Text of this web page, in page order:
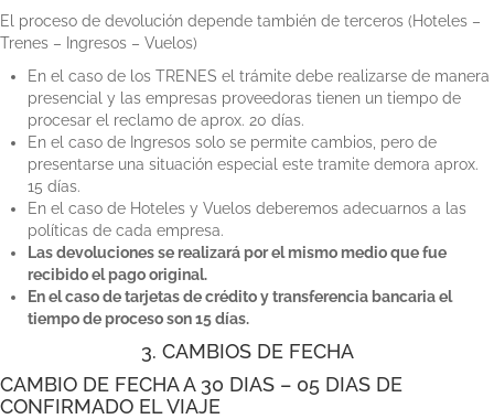
El proceso de devolución depende también de terceros (Hoteles –
Trenes – Ingresos – Vuelos)
En el caso de los TRENES el trámite debe realizarse de manera
presencial y las empresas proveedoras tienen un tiempo de
procesar el reclamo de aprox. 20 días.
En el caso de Ingresos solo se permite cambios, pero de
presentarse una situación especial este tramite demora aprox.
15 días.
En el caso de Hoteles y Vuelos deberemos adecuarnos a las
políticas de cada empresa.
Las devoluciones se realizará por el mismo medio que fue
recibido el pago original.
En el caso de tarjetas de crédito y transferencia bancaria el
tiempo de proceso son 15 días.
3. CAMBIOS DE FECHA
CAMBIO DE FECHA A 30 DIAS – 05 DIAS DE
CONFIRMADO EL VIAJE